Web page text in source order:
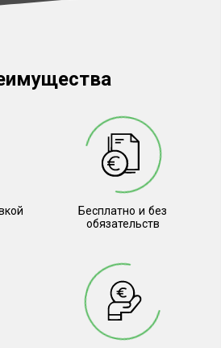
Бесплатно и без
обязательств